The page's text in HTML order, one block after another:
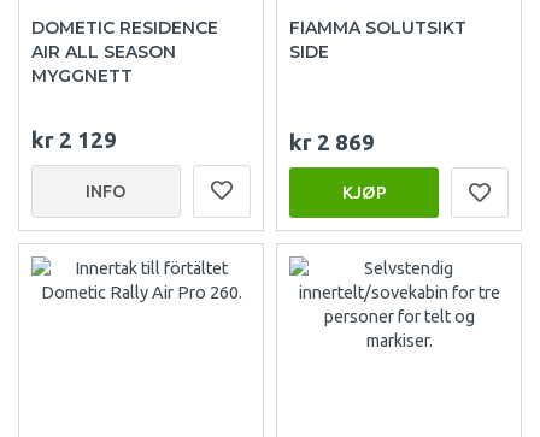
DOMETIC RESIDENCE
AIR ALL SEASON
MYGGNETT
kr 2 129
INFO
FIAMMA SOLUTSIKT
SIDE
kr 2 869
KJØP